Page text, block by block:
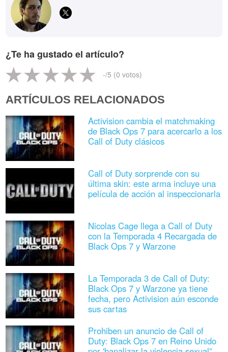
¿Te ha gustado el artículo?
-/5 (0 votos)
ARTÍCULOS RELACIONADOS
Activision cambia el matchmaking
de Black Ops 7 para acercarlo a los
Call of Duty clásicos
Call of Duty sorprende con su
última skin: este arma incluye una
película de acción al inspeccionarla
Nicolas Cage llega a Call of Duty
con la Temporada 4 Recargada de
Black Ops 7 y Warzone
La Temporada 3 de Call of Duty:
Black Ops 7 y Warzone ya tiene
fecha, pero Activision aún esconde
sus cartas
Prohiben un anuncio de Call of
Duty: Black Ops 7 en Reino Unido